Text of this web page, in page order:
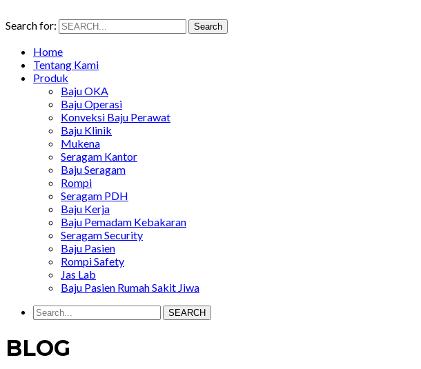
Search for: Search
Home
Tentang Kami
Produk
Baju OKA
Baju Operasi
Konveksi Baju Perawat
Baju Klinik
Mukena
Seragam Kantor
Baju Seragam
Rompi
Seragam PDH
Baju Kerja
Baju Pemadam Kebakaran
Seragam Security
Baju Pasien
Rompi Safety
Jas Lab
Baju Pasien Rumah Sakit Jiwa
SEARCH
BLOG